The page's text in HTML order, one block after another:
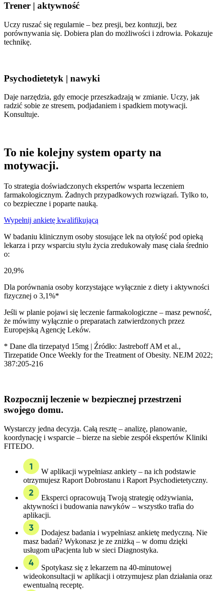
Trener | aktywność
Uczy ruszać się regularnie – bez presji, bez kontuzji, bez
porównywania się. Dobiera plan do możliwości i zdrowia. Pokazuje
technikę.
Psychodietetyk | nawyki
Daje narzędzia, gdy emocje przeszkadzają w zmianie. Uczy, jak
radzić sobie ze stresem, podjadaniem i spadkiem motywacji.
Konsultuje.
To nie kolejny system oparty na
motywacji.
To strategia doświadczonych ekspertów wsparta leczeniem
farmakologicznym. Żadnych przypadkowych rozwiązań. Tylko to,
co bezpieczne i poparte nauką.
Wypełnij ankietę kwalifikującą
W badaniu klinicznym osoby stosujące lek na otyłość pod opieką
lekarza i przy wsparciu stylu życia zredukowały masę ciała średnio
o:
20,9%
Dla porównania osoby korzystające wyłącznie z diety i aktywności
fizycznej o 3,1%*
Jeśli w planie pojawi się leczenie farmakologiczne – masz pewność,
że mówimy wyłącznie o preparatach zatwierdzonych przez
Europejską Agencję Leków.
* Dane dla tirzepatyd 15mg | Źródło: Jastreboff AM et al.,
Tirzepatide Once Weekly for the Treatment of Obesity. NEJM 2022;
387:205-216
Rozpocznij leczenie w bezpiecznej przestrzeni
swojego domu.
Wystarczy jedna decyzja. Całą resztę – analizę, planowanie,
koordynację i wsparcie – bierze na siebie zespół ekspertów Kliniki
FITEDO.
W aplikacji wypełniasz ankiety – na ich podstawie
otrzymujesz Raport Dobrostanu i Raport Psychodietetyczny.
Eksperci opracowują Twoją strategię odżywiania,
aktywności i budowania nawyków – wszystko trafia do
aplikacji.
Dodajesz badania i wypełniasz ankietę medyczną. Nie
masz badań? Wykonasz je ze zniżką – w domu dzięki
usługom uPacjenta lub w sieci Diagnostyka.
Spotykasz się z lekarzem na 40-minutowej
wideokonsultacji w aplikacji i otrzymujesz plan działania oraz
ewentualną receptę.